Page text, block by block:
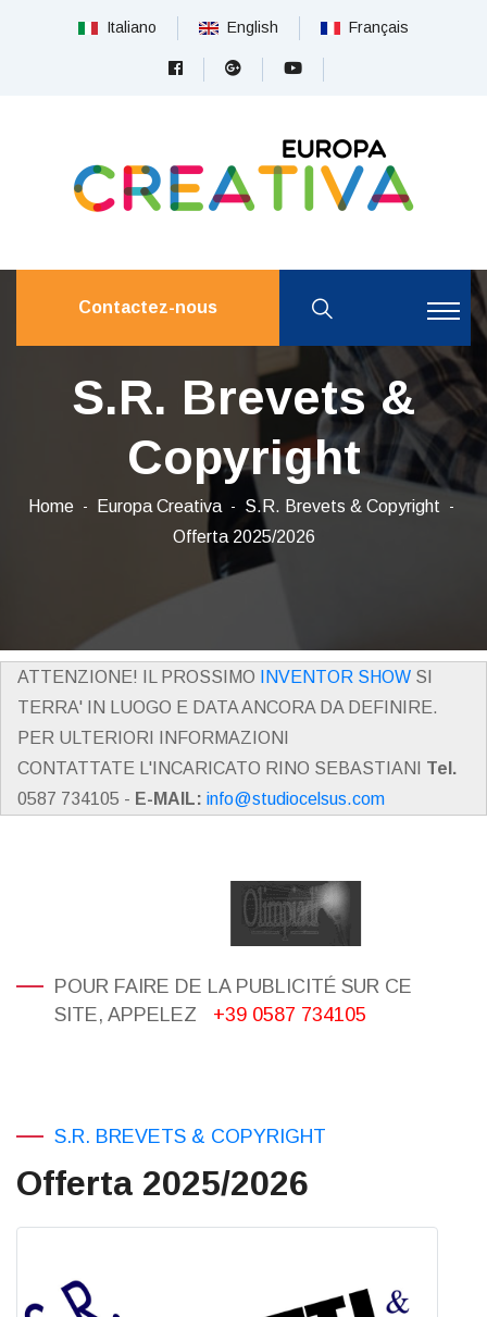
Italiano English Français
Contactez-nous
S.R. Brevets &
Copyright
Home Europa Creativa
S.R. Brevets & Copyright
Offerta 2025/2026
ATTENZIONE! IL PROSSIMO INVENTOR SHOW SI
TERRA' IN LUOGO E DATA ANCORA DA DEFINIRE.
PER ULTERIORI INFORMAZIONI
CONTATTATE L'INCARICATO RINO SEBASTIANI Tel.
0587 734105 - E-MAIL: info@studiocelsus.com
POUR FAIRE DE LA PUBLICITÉ SUR CE
SITE, APPELEZ
+39 0587 734105
S.R. BREVETS & COPYRIGHT
Offerta 2025/2026